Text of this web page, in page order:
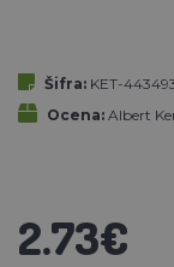
Šifra: KET-
Ocena: Albert
2.73€